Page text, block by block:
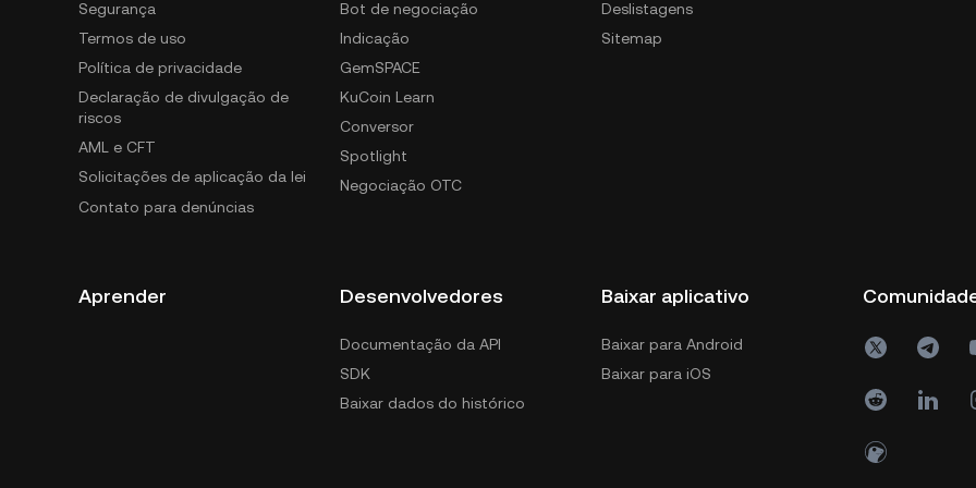
Segurança
Termos de uso
Política de privacidade
Declaração de divulgação de
riscos
AML e CFT
Solicitações de aplicação da lei
Contato para denúncias
Bot de negociação
Indicação
GemSPACE
KuCoin Learn
Conversor
Spotlight
Negociação OTC
Deslistagens
Sitemap
Aprender Desenvolvedores
Documentação da API
SDK
Baixar dados do histórico
Baixar aplicativo
Baixar para Android
Baixar para iOS